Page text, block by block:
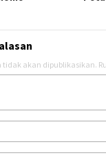
akan dipublikasikan.